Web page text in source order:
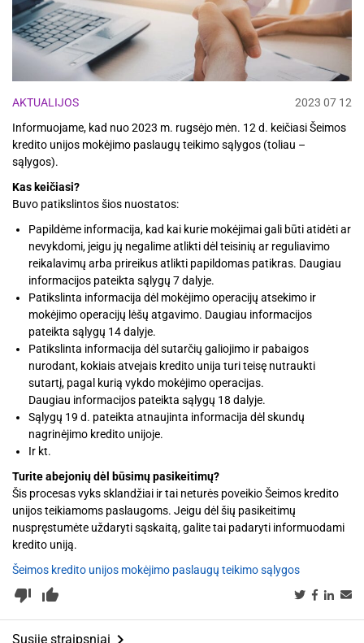
AKTUALIJOS
2023 07 12
Informuojame, kad nuo 2023 m. rugsėjo mėn. 12 d. keičiasi Šeimos
kredito unijos mokėjimo paslaugų teikimo sąlygos (toliau –
sąlygos).
Kas keičiasi?
Buvo patikslintos šios nuostatos:
Papildėme informacija, kad kai kurie mokėjimai gali būti atidėti ar
nevykdomi, jeigu jų negalime atlikti dėl teisinių ar reguliavimo
reikalavimų arba prireikus atlikti papildomas patikras. Daugiau
informacijos pateikta sąlygų 7 dalyje.
Patikslinta informacija dėl mokėjimo operacijų atsekimo ir
mokėjimo operacijų lėšų atgavimo. Daugiau informacijos
pateikta sąlygų 14 dalyje.
Patikslinta informacija dėl sutarčių galiojimo ir pabaigos
nurodant, kokiais atvejais kredito unija turi teisę nutraukti
sutartį, pagal kurią vykdo mokėjimo operacijas.
Daugiau informacijos pateikta sąlygų 18 dalyje.
Sąlygų 19 d. pateikta atnaujinta informacija dėl skundų
nagrinėjimo kredito unijoje.
Ir kt.
Turite abejonių dėl būsimų pasikeitimų?
Šis procesas vyks sklandžiai ir tai neturės poveikio Šeimos kredito
unijos teikiamoms paslaugoms. Jeigu dėl šių pasikeitimų
nuspręstumėte uždaryti sąskaitą, galite tai padaryti informuodami
kredito uniją.
Šeimos kredito unijos mokėjimo paslaugų teikimo sąlygos
thumb_up_alt
thumb_down_alt
Susiję straipsniai